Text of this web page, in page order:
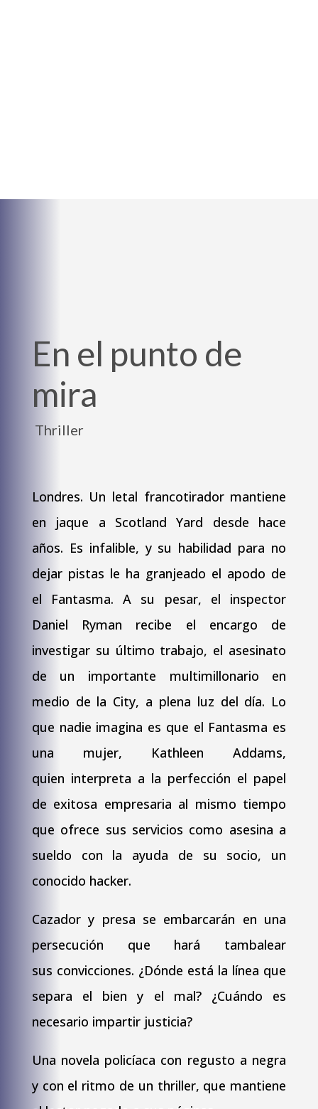
En el punto de
mira
Thriller
Londres. Un letal francotirador mantiene
en jaque a Scotland Yard desde hace
años. Es infalible, y su habilidad para no
dejar pistas le ha granjeado el apodo de
el Fantasma. A su pesar, el inspector
Daniel Ryman recibe el encargo de
investigar su último trabajo, el asesinato
de un importante multimillonario en
medio de la City, a plena luz del día. Lo
que nadie imagina es que el Fantasma es
una mujer, Kathleen Addams,
quien interpreta a la perfección el papel
de exitosa empresaria al mismo tiempo
que ofrece sus servicios como asesina a
sueldo con la ayuda de su socio, un
conocido hacker.
Cazador y presa se embarcarán en una
persecución que hará tambalear
sus convicciones. ¿Dónde está la línea que
separa el bien y el mal? ¿Cuándo es
necesario impartir justicia?
Una novela policíaca con regusto a negra
y con el ritmo de un thriller, que mantiene